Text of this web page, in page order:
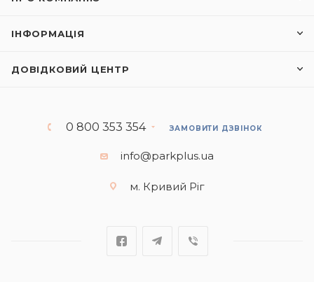
ІНФОРМАЦІЯ
ДОВІДКОВИЙ ЦЕНТР
0 800 353 354 ЗАМОВИТИ ДЗВІНОК
info@parkplus.ua
м. Кривий Ріг